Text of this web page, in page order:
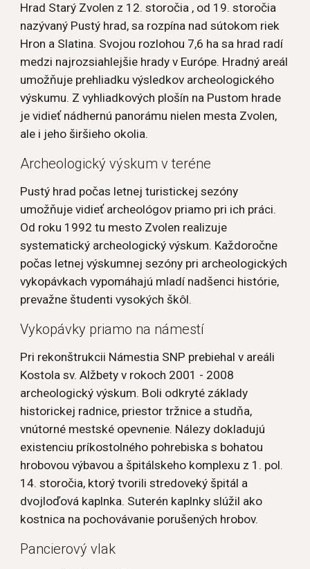
Hrad Starý Zvolen z 12. storočia , od 19. storočia
nazývaný Pustý hrad, sa rozpína nad sútokom riek
Hron a Slatina. Svojou rozlohou 7,6 ha sa hrad radí
medzi najrozsiahlejšie hrady v Európe. Hradný areál
umožňuje prehliadku výsledkov archeologického
výskumu. Z vyhliadkových plošín na Pustom hrade
je vidieť nádhernú panorámu nielen mesta Zvolen,
ale i jeho širšieho okolia.
Archeologický výskum v teréne
Pustý hrad počas letnej turistickej sezóny
umožňuje vidieť archeológov priamo pri ich práci.
Od roku 1992 tu mesto Zvolen realizuje
systematický archeologický výskum. Každoročne
počas letnej výskumnej sezóny pri archeologických
vykopávkach vypomáhajú mladí nadšenci histórie,
prevažne študenti vysokých škôl.
Vykopávky priamo na námestí
Pri rekonštrukcii Námestia SNP prebiehal v areáli
Kostola sv. Alžbety v rokoch 2001 - 2008
archeologický výskum. Boli odkryté základy
historickej radnice, priestor tržnice a studňa,
vnútorné mestské opevnenie. Nálezy dokladujú
existenciu príkostolného pohrebiska s bohatou
hrobovou výbavou a špitálskeho komplexu z 1. pol.
14. storočia, ktorý tvorili stredoveký špitál a
dvojloďová kaplnka. Suterén kaplnky slúžil ako
kostnica na pochovávanie porušených hrobov.
Pancierový vlak